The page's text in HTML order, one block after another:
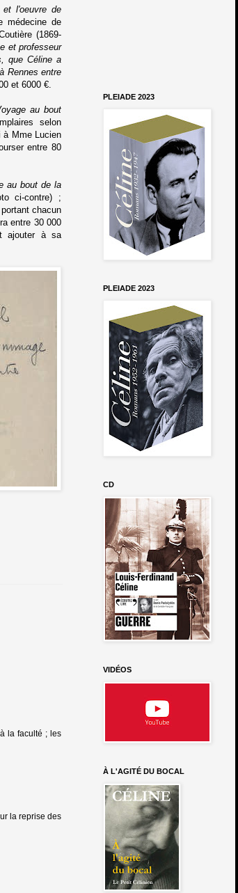
l'oeuvre de
médecine de
(1869-
et professeur
que Céline a
Rennes entre
et 6000 €.
au bout
selon
à Mme Lucien
entre 80
au bout de la
ci-contre) ;
chacun
entre 30 000
ajouter à sa
la faculté ; les
la reprise des
PLEIADE 2023
PLEIADE 2023
CD
VIDÉOS
À L'AGITÉ DU BOCAL